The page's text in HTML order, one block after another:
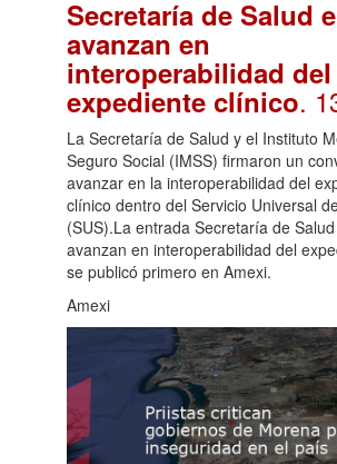
Secretaría de Salud
avanzan en
interoperabilidad del
expediente clínico.
La Secretaría de Salud y el Instituto
Seguro Social (IMSS) firmaron un
avanzar en la interoperabilidad del
clínico dentro del Servicio Universal
(SUS).La entrada Secretaría de
avanzan en interoperabilidad del
se publicó primero en Amexi.
Amexi